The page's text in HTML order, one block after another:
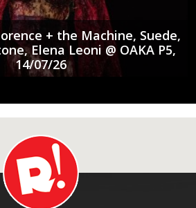
+ the Machine, Suede,
Elena Leoni @ ΟΑΚΑ P5,
14/07/26